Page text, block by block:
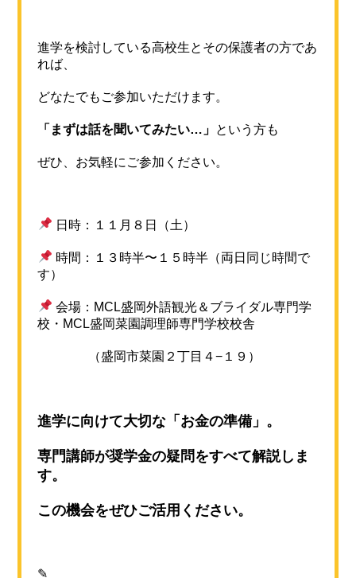
進学を検討している高校生とその保護者の方であ
れば、
どなたでもご参加いただけます。
「まずは話を聞いてみたい…」 という方も
ぜひ、お気軽にご参加ください。
日時：１１月８日（土）
時間：１３時半〜１５時半（両日同じ時間で
す）
会場：MCL盛岡外語観光＆ブライダル専門学
校・MCL盛岡菜園調理師専門学校校舎
（盛岡市菜園２丁目４−１９）
進学に向けて大切な「お金の準備」。
専門講師が奨学金の疑問をすべて解説しま
す。
この機会をぜひご活用ください。
✎＿＿＿＿＿＿＿＿＿＿＿＿＿＿＿＿＿＿＿